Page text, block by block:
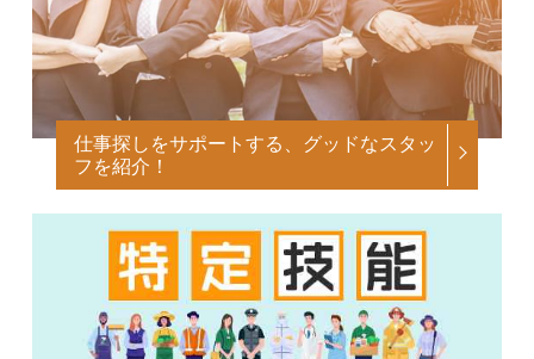
仕事探しをサポートする、グッドなスタッ
フを紹介！